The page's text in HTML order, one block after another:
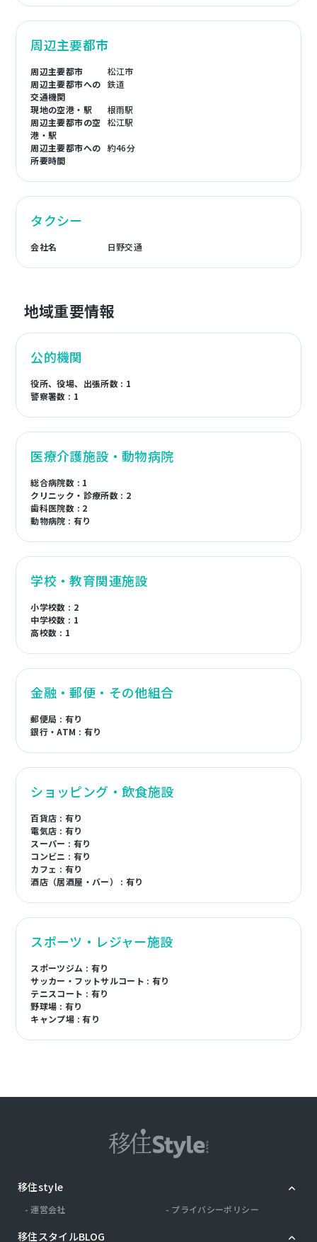
周辺主要都市
周辺主要都市
松江市
周辺主要都市への
交通機関
鉄道
現地の空港・駅
根雨駅
周辺主要都市の空
港・駅
松江駅
周辺主要都市への
所要時間
約46分
タクシー
会社名 日野交通
地域重要情報
公的機関
役所、役場、出張所数 : 1
警察署数 : 1
医療介護施設・動物病院
総合病院数 : 1
クリニック・診療所数 : 2
歯科医院数 : 2
動物病院 : 有り
学校・教育関連施設
小学校数 : 2
中学校数 : 1
高校数 : 1
金融・郵便・その他組合
郵便局 : 有り
銀行・ATM : 有り
ショッピング・飲食施設
百貨店 : 有り
電気店 : 有り
スーパー : 有り
コンビニ : 有り
カフェ : 有り
酒店（居酒屋・バー） : 有り
スポーツ・レジャー施設
スポーツジム : 有り
サッカー・フットサルコート : 有り
テニスコート : 有り
野球場 : 有り
キャンプ場 : 有り
移住style
運営会社 プライバシーポリシー
移住スタイルBLOG